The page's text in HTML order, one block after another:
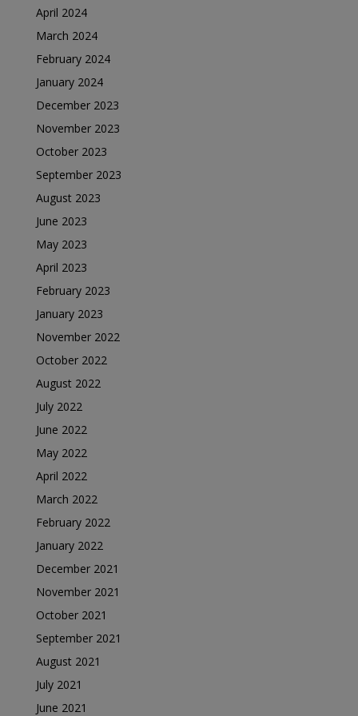
April 2024
March 2024
February 2024
January 2024
December 2023
November 2023
October 2023
September 2023
August 2023
June 2023
May 2023
April 2023
February 2023
January 2023
November 2022
October 2022
August 2022
July 2022
June 2022
May 2022
April 2022
March 2022
February 2022
January 2022
December 2021
November 2021
October 2021
September 2021
August 2021
July 2021
June 2021